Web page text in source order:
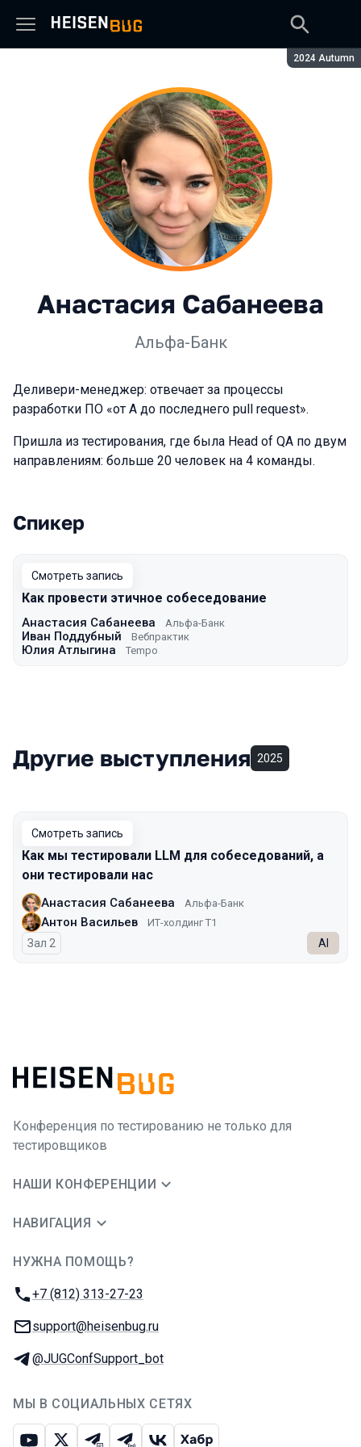
Сезон:
2024 Autumn
Анастасия Сабанеева
Альфа-Банк
Деливери-менеджер: отвечает за процессы
разработки ПО «от А до последнего pull request».
Пришла из тестирования, где была Head of QA по двум
направлениям: больше 20 человек на 4 команды.
Выступления в сезоне 2024 Autumn
Спикер
Смотреть запись
Как провести этичное собеседование
Анастасия Сабанеева Альфа-Банк
Иван Поддубный Вебпрактик
Юлия Атлыгина Tempo
Другие выступления 2025
Смотреть запись
Как мы тестировали LLM для собеседований, а
они тестировали нас
Анастасия Сабанеева Альфа-Банк
Антон Васильев ИТ-холдинг Т1
Зал 2 AI
Конференция по тестированию не только для
тестировщиков
НАШИ КОНФЕРЕНЦИИ
НАВИГАЦИЯ
НУЖНА ПОМОЩЬ?
Телефон:
+7 (812) 313-27-23
E-mail:
support@heisenbug.ru
Телеграм:
@JUGConfSupport_bot
МЫ В СОЦИАЛЬНЫХ СЕТЯХ